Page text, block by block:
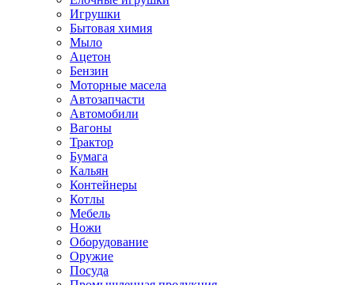
Игрушки
Бытовая химия
Мыло
Ацетон
Бензин
Моторные масела
Автозапчасти
Автомобили
Вагоны
Трактор
Бумага
Кальян
Контейнеры
Котлы
Мебель
Ножи
Оборудование
Оружие
Посуда